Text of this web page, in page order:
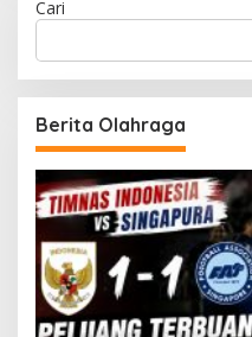
Cari
Berita Olahraga